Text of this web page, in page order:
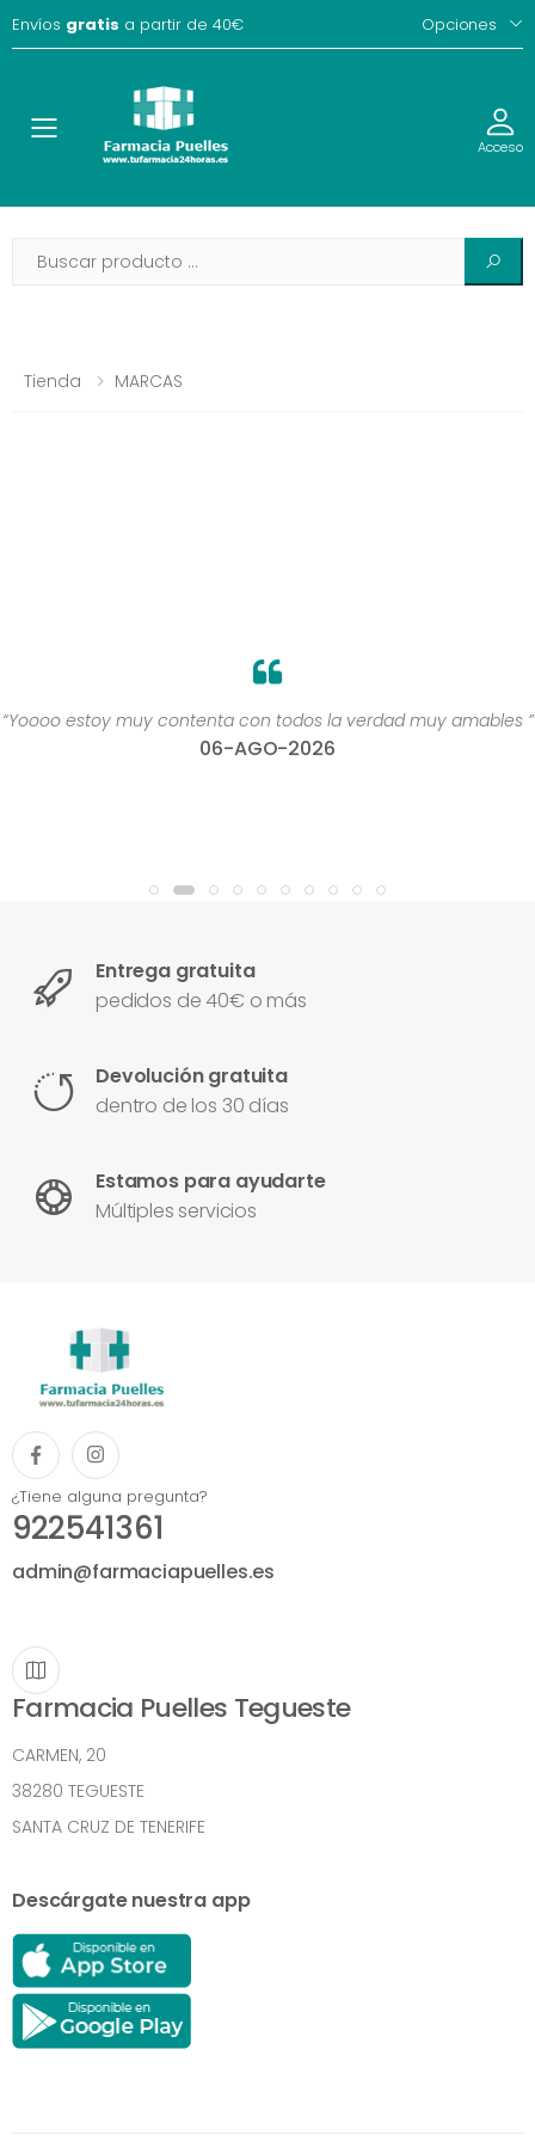
Envíos gratis a partir de 40€ Opciones
Toggle Acceso
Tienda MARCAS
“Yoooo estoy muy contenta con todos la verdad muy amables ”
06-AGO-2026
Entrega gratuita
pedidos de 40€ o más
Devolución gratuita
dentro de los 30 días
Estamos para ayudarte
Múltiples servicios
¿Tiene alguna pregunta?
922541361
admin@farmaciapuelles.es
Farmacia Puelles Tegueste
CARMEN, 20
38280 TEGUESTE
SANTA CRUZ DE TENERIFE
Descárgate nuestra app